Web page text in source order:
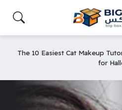
The 10 Easiest Cat Makeup
for